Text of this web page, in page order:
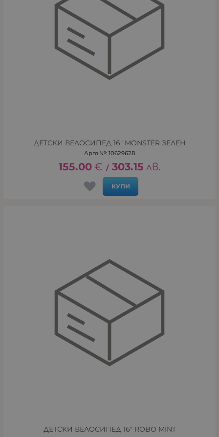
ДЕТСКИ ВЕЛОСИПЕД 16" MONSTER ЗЕЛЕН
Арт.№: 10629628
155.00 € / 303.15 лв.
КУПИ
ДЕТСКИ ВЕЛОСИПЕД 16" ROBO MINT